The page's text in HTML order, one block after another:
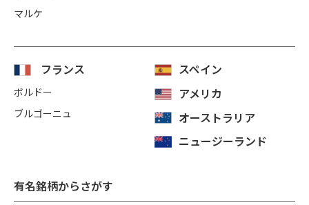
マルケ
フランス
ボルドー
ブルゴーニュ
スペイン
アメリカ
オーストラリア
ニュージーランド
有名銘柄からさがす